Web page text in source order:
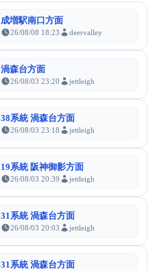
成増駅南口方面
26/08/08 18:23 deervalley
渦森台方面
26/08/03 23:20 jettleigh
38系統 渦森台方面
26/08/03 23:18 jettleigh
19系統 阪神御影方面
26/08/03 20:39 jettleigh
31系統 渦森台方面
26/08/03 20:03 jettleigh
31系統 渦森台方面